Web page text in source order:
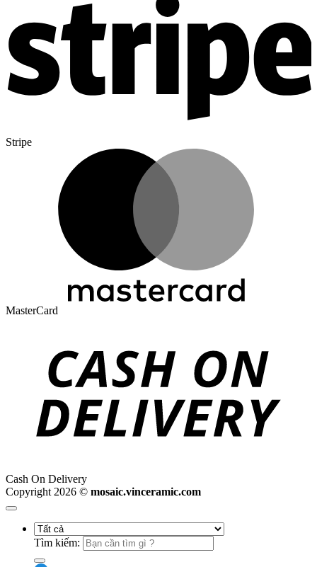
Stripe
MasterCard
Cash On Delivery
Copyright 2026 © mosaic.vinceramic.com
Tìm kiếm: